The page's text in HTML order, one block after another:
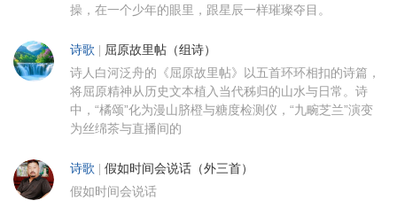
操，在一个少年的眼里，跟星辰一样璀璨夺目。
诗歌 | 屈原故里帖（组诗）
诗人白河泛舟的《屈原故里帖》以五首环环相扣的诗篇，
将屈原精神从历史文本植入当代秭归的山水与日常。诗
中，“橘颂”化为漫山脐橙与糖度检测仪，“九畹芝兰”演变
为丝绵茶与直播间的
诗歌 | 假如时间会说话（外三首）
假如时间会说话